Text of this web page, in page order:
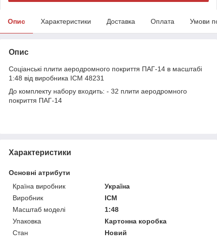
Опис Характеристики Доставка Оплата Умови
Опис
Соціанські плити аеродромного покриття ПАГ-14 в масштабі
1:48 від виробника ICM 48231
До комплекту набору входить: - 32 плити аеродромного
покриття ПАГ-14
Характеристики
Основні атрибути
Країна виробник
Україна
Виробник
ICM
Масштаб моделі
1:48
Упаковка
Картонна коробка
Стан
Новий